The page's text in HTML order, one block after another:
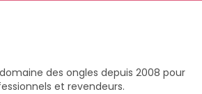
des ongles depuis 2008 pour
et revendeurs.